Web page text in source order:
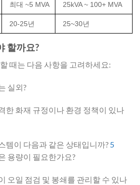
최대 ~5 MVA 25kVA ~ 100+ MVA
20-25년 25~30년
할까요?
때는 다음 사항을 고려하세요:
실외?
한 화재 규정이나 환경 정책이 있나
템이 다음과 같은 상태입니까? 5
용량이 필요한가요?
오일 점검 및 봉쇄를 관리할 수 있나